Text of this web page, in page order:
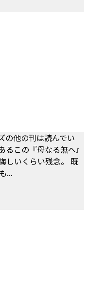
の他の刊は読んでい
この『母なる無へ』
しいくらい残念。 既
...